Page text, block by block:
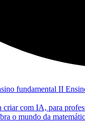
fundamental II
criar com IA, para
o mundo da